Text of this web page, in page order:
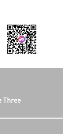
Three